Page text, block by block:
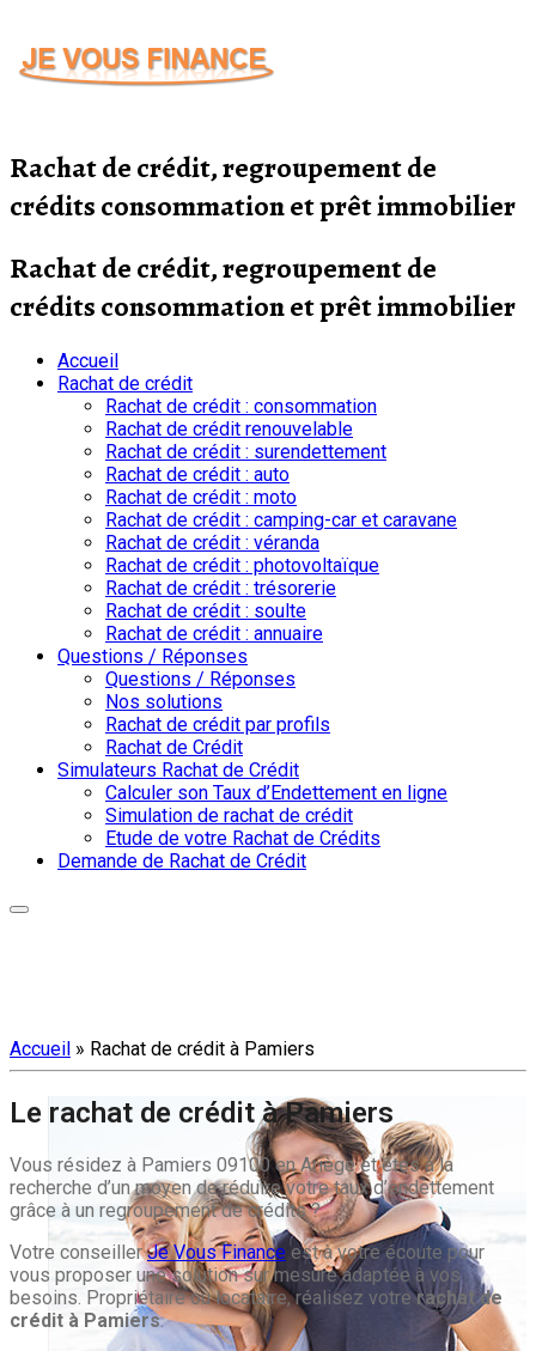
contenu
Rachat de crédit, regroupement de
crédits consommation et prêt immobilier
Rachat de crédit, regroupement de
crédits consommation et prêt immobilier
Accueil
Rachat de crédit
Rachat de crédit : consommation
Rachat de crédit renouvelable
Rachat de crédit : surendettement
Rachat de crédit : auto
Rachat de crédit : moto
Rachat de crédit : camping-car et caravane
Rachat de crédit : véranda
Rachat de crédit : photovoltaïque
Rachat de crédit : trésorerie
Rachat de crédit : soulte
Rachat de crédit : annuaire
Questions / Réponses
Questions / Réponses
Nos solutions
Rachat de crédit par profils
Rachat de Crédit
Simulateurs Rachat de Crédit
Calculer son Taux d’Endettement en ligne
Simulation de rachat de crédit
Etude de votre Rachat de Crédits
Demande de Rachat de Crédit
Accueil » Rachat de crédit à Pamiers
Le rachat de crédit à Pamiers
Vous résidez à Pamiers 09100 en Ariège et êtes à la
recherche d’un moyen de réduire votre taux d’endettement
grâce à un regroupement de crédits ?
Votre conseillerJe Vous Finance est à votre écoute pour
vous proposer une solution sur mesure adaptée à vos
besoins. Propriétaire ou locataire, réalisez votrerachat de
crédit à Pamiers.